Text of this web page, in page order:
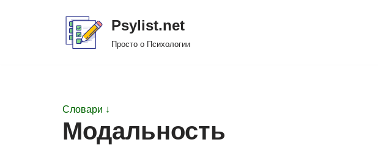
Psylist.net
Просто о Психологии
Словари ↓
Модальность